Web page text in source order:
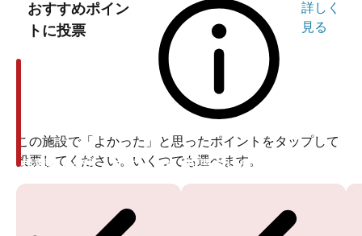
おすすめポイン
トに投票
詳しく
見る
この施設で「よかった」と思ったポイントをタップして
投票してください。いくつでも選べます。
投票ありがとうございます 投票ありがとうございます